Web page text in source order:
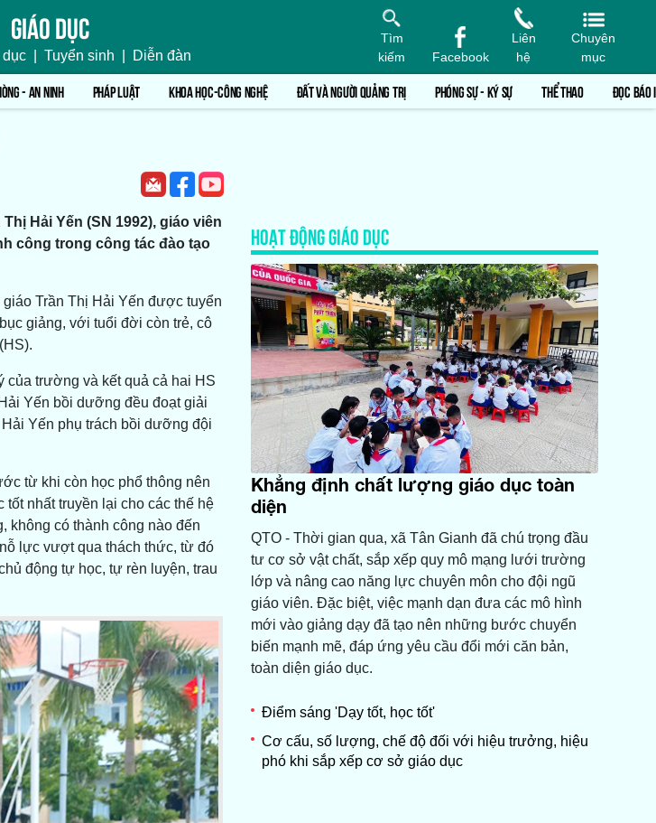
Giáo dục
dục Tuyển sinh Diễn đàn
Tìm
kiếm
Facebook
Liên
hệ
Chuyên
mục
- AN NINH PHÁP LUẬT KHOA HỌC-CÔNG NGHỆ ĐẤT VÀ NGƯỜI QUẢNG TRỊ PHÓNG SỰ - KÝ SỰ THỂ THAO ĐỌC BÁO
Hải Yến (SN 1992), giáo viên
công trong công tác đào tạo
Trần Thị Hải Yến được tuyển
giảng, với tuổi đời còn trẻ, cô
của trường và kết quả cả hai HS
Yến bồi dưỡng đều đoạt giải
Yến phụ trách bồi dưỡng đội
từ khi còn học phổ thông nên
nhất truyền lại cho các thế hệ
không có thành công nào đến
lực vượt qua thách thức, từ đó
động tự học, tự rèn luyện, trau
HOẠT ĐỘNG GIÁO DỤC
Khẳng định chất lượng giáo dục toàn
diện
QTO - Thời gian qua, xã Tân Gianh đã chú trọng đầu
tư cơ sở vật chất, sắp xếp quy mô mạng lưới trường
lớp và nâng cao năng lực chuyên môn cho đội ngũ
giáo viên. Đặc biệt, việc mạnh dạn đưa các mô hình
mới vào giảng dạy đã tạo nên những bước chuyển
biến mạnh mẽ, đáp ứng yêu cầu đổi mới căn bản,
toàn diện giáo dục.
Điểm sáng 'Dạy tốt, học tốt'
Cơ cấu, số lượng, chế độ đối với hiệu trưởng, hiệu
phó khi sắp xếp cơ sở giáo dục